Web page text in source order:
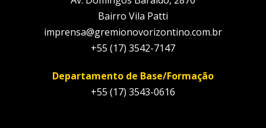
Bairro Vila Patti
imprensa@gremionovorizontino.com.br
+55 (17) 3542-7147
Departamento de Base/Formação
+55 (17) 3543-0616